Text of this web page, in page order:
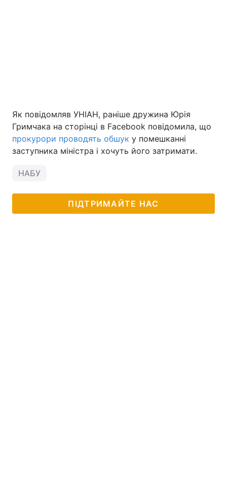
Як повідомляв УНІАН, раніше дружина Юрія
Гримчака на сторінці в Facebook повідомила, що
прокурори проводять обшук у помешканні
заступника міністра і хочуть його затримати.
НАБУ
ПІДТРИМАЙТЕ НАС